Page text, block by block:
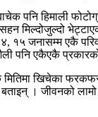
पनि हिमाली
मिल्दोजुल्दो
१५ जनासम्म एकै
पनि एकैएकै
खिचेका
। जीवनको